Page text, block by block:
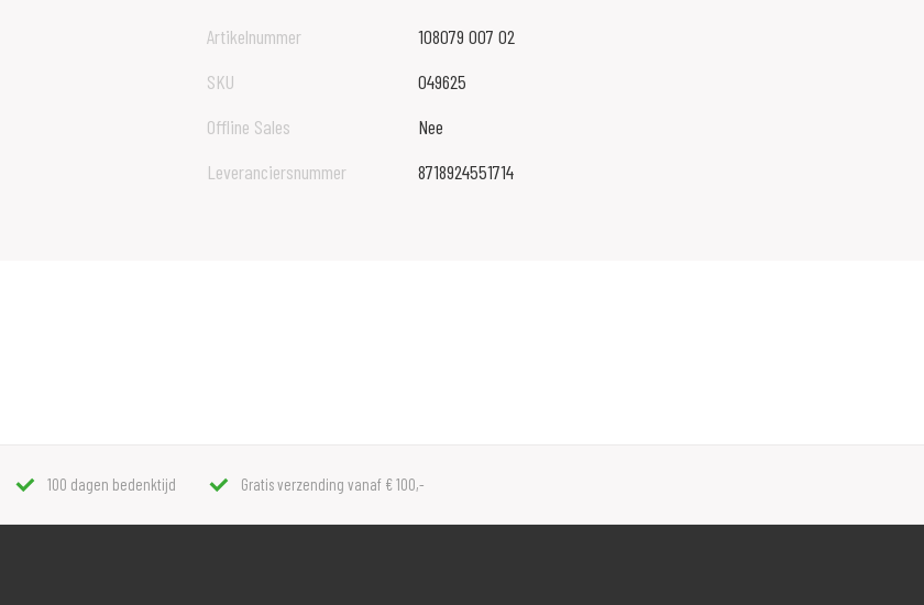
Artikelnummer
108079 007 02
SKU
049625
Offline Sales
Nee
Leveranciersnummer
8718924551714
100 dagen bedenktijd Gratis verzending vanaf € 100,-